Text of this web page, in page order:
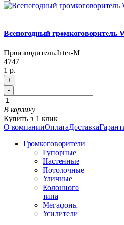
Всепогодный громкоговоритель
Производитель:Inter-M
4747
1 р.
+
-
В корзину
Купить в 1 клик
О компанииОплатаДоставка
Громкоговорители
Рупорные
Настенные
Потолочные
Уличные
Колонного
типа
Мегафоны
Усилители